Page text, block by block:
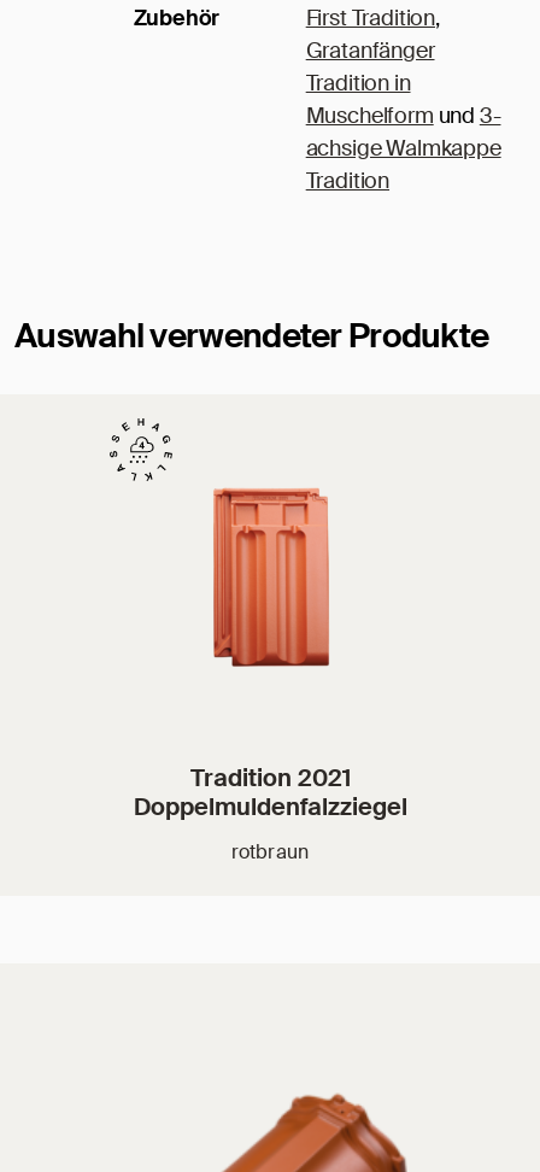
Zubehör First Tradition,
Gratanfänger
Tradition in
Muschelform und 3-
achsige Walmkappe
Tradition
Auswahl verwendeter Produkte
Tradition 2021
Doppelmuldenfalzziegel
rotbraun